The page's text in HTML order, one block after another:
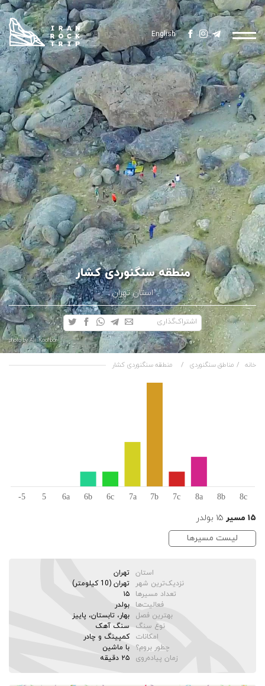
English
منطقه سنگنوردی کشار
استان تهران
اشتراک‌گذاری
photo by Ali Koohbor
خانه مناطق سنگنوردی منطقه سنگنوردی کشار
۱۵ مسیر
۱۵ بولدر
لیست مسیرها
استان
تهران
نزدیک‌ترین شهر
تهران (10 کیلومتر)
تعداد مسیرها
۱۵
فعالیت‌ها
بولدر
بهترین فصل
بهار، تابستان، پاییز
نوع سنگ
سنگ آهک
امکانات
کمپینگ و چادر
چطور بروم؟
با ماشین
زمان پیاده‌روی
۲۵ دقیقه